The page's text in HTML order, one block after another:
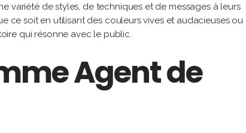
variété de styles, de techniques et de messages à leurs
ce soit en utilisant des couleurs vives et audacieuses ou
qui résonne avec le public.
Agent de